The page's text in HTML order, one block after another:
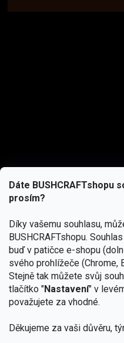
Dáte BUSHCRAFTshopu
prosím?
Díky vašemu souhlasu,
BUSHCRAFTshopu.
buď v patičce e-shopu
svého prohlížeče (Chrome,
Stejně tak můžete svůj
tlačítko "Nastavení" v
považujete za vhodné.
Děkujeme za vaši důvěru,
podmínkami ochrany